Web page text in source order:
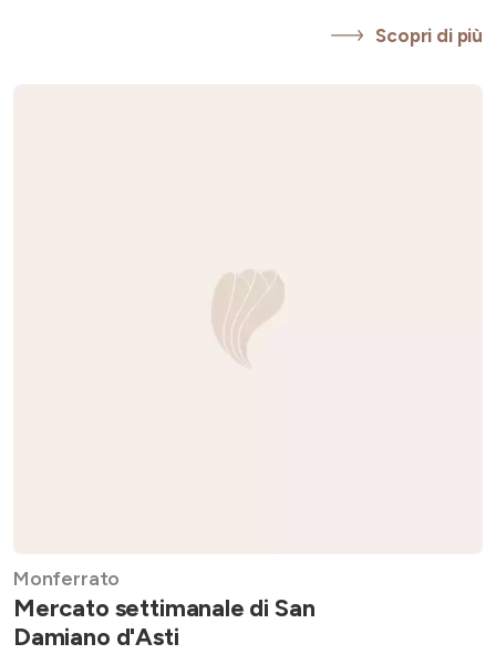
Scopri di più
Monferrato
Mercato settimanale di San
Damiano d'Asti